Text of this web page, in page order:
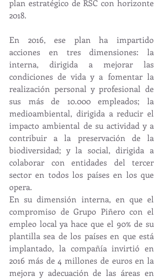
plan estratégico de RSC con horizonte
2018.
En 2016, ese plan ha impartido
acciones en tres dimensiones: la
interna, dirigida a mejorar las
condiciones de vida y a fomentar la
realización personal y profesional de
sus más de 10.000 empleados; la
medioambiental, dirigida a reducir el
impacto ambiental de su actividad y a
contribuir a la preservación de la
biodiversidad; y la social, dirigida a
colaborar con entidades del tercer
sector en todos los países en los que
opera.
En su dimensión interna, en que el
compromiso de Grupo Piñero con el
empleo local ya hace que el 90% de su
plantilla sea de los países en que está
implantado, la compañía invirtió en
2016 más de 4 millones de euros en la
mejora y adecuación de las áreas en